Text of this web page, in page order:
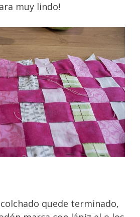
muy lindo!
quede terminado,